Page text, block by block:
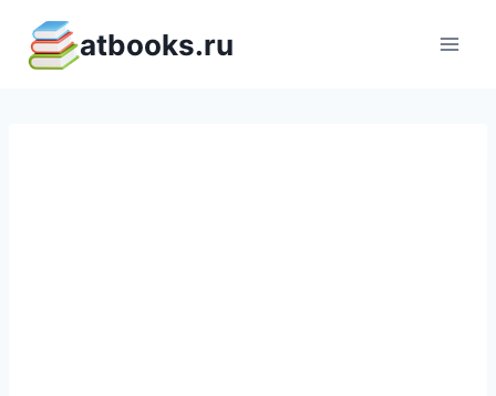
содержимому
atbooks.ru